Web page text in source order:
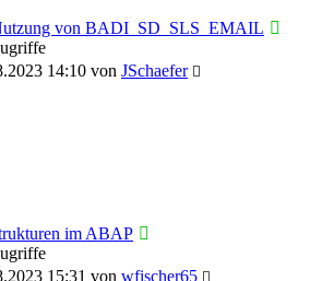
von BADI_SD_SLS_EMAIL
14:10 von JSchaefer
im ABAP
15:31 von wfischer65